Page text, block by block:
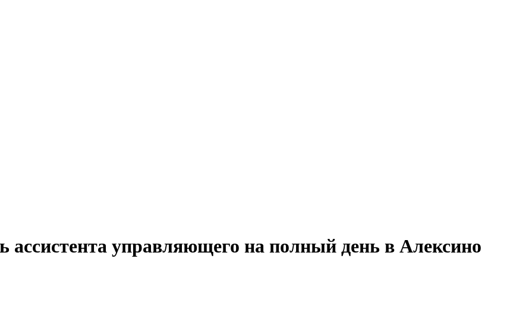
ассистента управляющего на полный день в Алексино